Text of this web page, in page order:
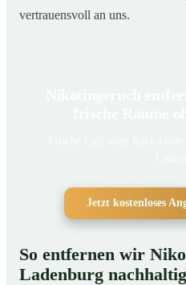
vertrauensvoll an uns.
Jetzt kostenloses
So entfernen wir
Ladenburg nachhaltig